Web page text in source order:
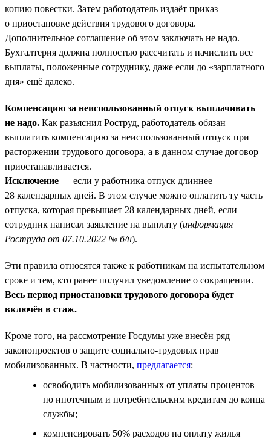
копию повестки. Затем работодатель издаёт приказ
о приостановке действия трудового договора.
Дополнительное соглашение об этом заключать не надо.
Бухгалтерия должна полностью рассчитать и начислить все
выплаты, положенные сотруднику, даже если до «зарплатного
дня» ещё далеко.
Компенсацию за неиспользованный отпуск выплачивать
не надо. Как разъяснил Роструд, работодатель обязан
выплатить компенсацию за неиспользованный отпуск при
расторжении трудового договора, а в данном случае договор
приостанавливается.
Исключение — если у работника отпуск длиннее
28 календарных дней. В этом случае можно оплатить ту часть
отпуска, которая превышает 28 календарных дней, если
сотрудник написал заявление на выплату (информация
Роструда от 07.10.2022 № б/н).
Эти правила относятся также к работникам на испытательном
сроке и тем, кто ранее получил уведомление о сокращении.
Весь период приостановки трудового договора будет
включён в стаж.
Кроме того, на рассмотрение Госдумы уже внесён ряд
законопроектов о защите социально-трудовых прав
мобилизованных. В частности, предлагается:
освободить мобилизованных от уплаты процентов
по ипотечным и потребительским кредитам до конца
службы;
компенсировать 50% расходов на оплату жилья